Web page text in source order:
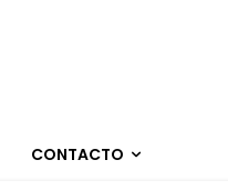
CONTACTO